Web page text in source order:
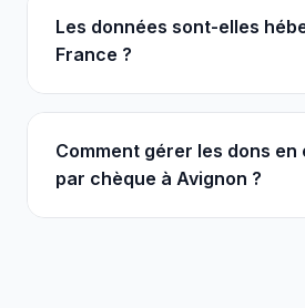
Les données sont-elles
France ?
Comment gérer les dons en
par chèque à Avignon ?